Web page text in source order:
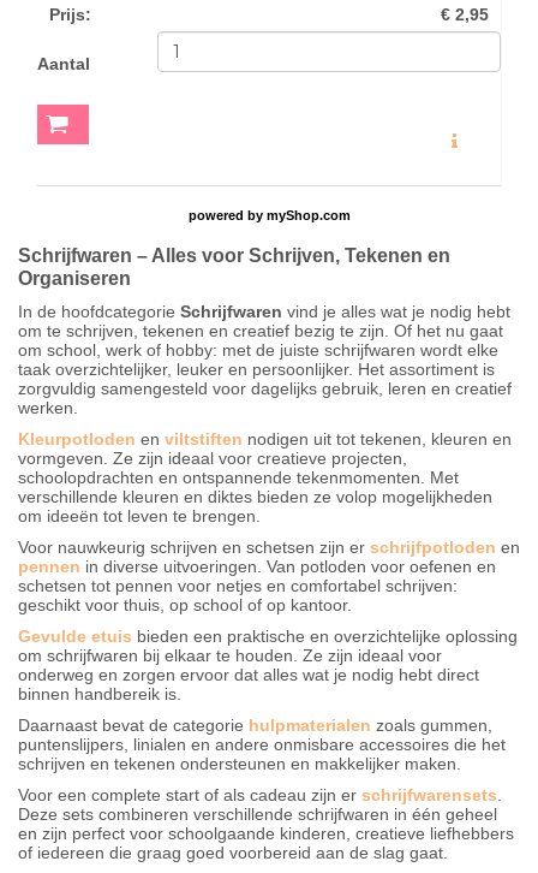
Prijs: € 2,95
Aantal
powered by myShop.com
Schrijfwaren – Alles voor Schrijven, Tekenen en
Organiseren
In de hoofdcategorie Schrijfwaren vind je alles wat je nodig hebt
om te schrijven, tekenen en creatief bezig te zijn. Of het nu gaat
om school, werk of hobby: met de juiste schrijfwaren wordt elke
taak overzichtelijker, leuker en persoonlijker. Het assortiment is
zorgvuldig samengesteld voor dagelijks gebruik, leren en creatief
werken.
Kleurpotloden en viltstiften nodigen uit tot tekenen, kleuren en
vormgeven. Ze zijn ideaal voor creatieve projecten,
schoolopdrachten en ontspannende tekenmomenten. Met
verschillende kleuren en diktes bieden ze volop mogelijkheden
om ideeën tot leven te brengen.
Voor nauwkeurig schrijven en schetsen zijn er schrijfpotloden en
pennen in diverse uitvoeringen. Van potloden voor oefenen en
schetsen tot pennen voor netjes en comfortabel schrijven:
geschikt voor thuis, op school of op kantoor.
Gevulde etuis bieden een praktische en overzichtelijke oplossing
om schrijfwaren bij elkaar te houden. Ze zijn ideaal voor
onderweg en zorgen ervoor dat alles wat je nodig hebt direct
binnen handbereik is.
Daarnaast bevat de categorie hulpmaterialen zoals gummen,
puntenslijpers, linialen en andere onmisbare accessoires die het
schrijven en tekenen ondersteunen en makkelijker maken.
Voor een complete start of als cadeau zijn er schrijfwarensets.
Deze sets combineren verschillende schrijfwaren in één geheel
en zijn perfect voor schoolgaande kinderen, creatieve liefhebbers
of iedereen die graag goed voorbereid aan de slag gaat.